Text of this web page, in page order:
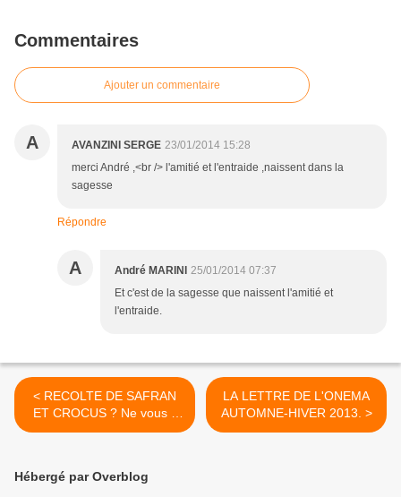
Commentaires
Ajouter un commentaire
A AVANZINI SERGE 23/01/2014 15:28
merci André ,<br /> l'amitié et l'entraide ,naissent dans la
sagesse
Répondre
A André MARINI
25/01/2014 07:37
Et c'est de la sagesse que naissent l'amitié et
l'entraide.
< RECOLTE DE SAFRAN
ET CROCUS ? Ne vous y
trompez pas !
LA LETTRE DE L'ONEMA
AUTOMNE-HIVER 2013. >
Hébergé par Overblog